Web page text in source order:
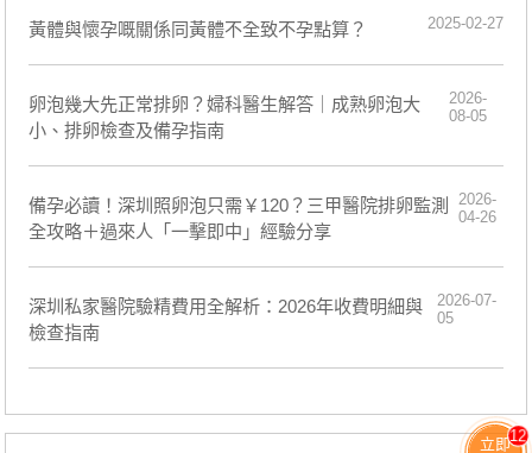
黃體與懷孕嘅關係同黃體不全致不孕點算？ 2025-02-27
卵泡幾大先正常排卵？婦科醫生解答｜成熟卵泡大
小、排卵檢查及備孕指南
2026-
08-05
備孕必讀！深圳照卵泡只需￥120？三甲醫院排卵監測
全攻略＋過來人「一擊即中」經驗分享
2026-
04-26
深圳私家醫院驗精費用全解析：2026年收費明細與
檢查指南
2026-07-
05
立即12